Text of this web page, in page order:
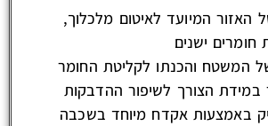
של האזור המיועד לאיטום מלכלוך,
חומרים ישנים
המשטח והכנתו לקליטת החומר
במידת הצורך לשיפור ההדבקות
באמצעות אקדח מיוחד בשכבה